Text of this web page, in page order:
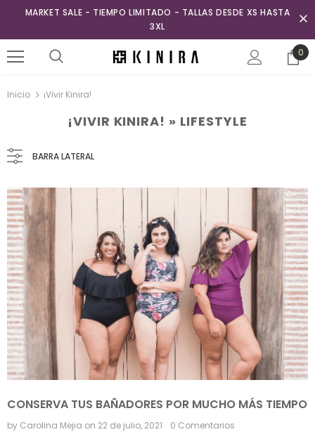
MARKET SALE - TIEMPO LIMITADO - TALLAS DESDE XS HASTA
3XL
0
Inicio ¡Vivir Kinira!
¡VIVIR KINIRA! » LIFESTYLE
BARRA LATERAL
CONSERVA TUS BAÑADORES POR MUCHO MÁS TIEMPO
by Carolina Mejia on 22 de julio, 2021 0 Comentarios